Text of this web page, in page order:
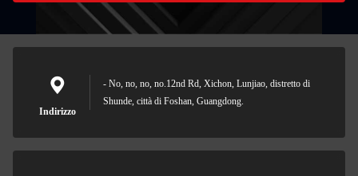
Indirizzo
- No, no, no, no.12nd Rd, Xichon, Lunjiao, distretto di
Shunde, città di Foshan, Guangdong.